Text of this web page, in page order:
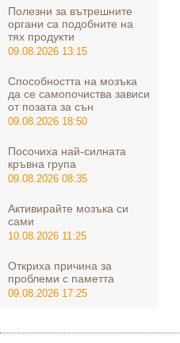
Полезни за вътрешните
органи са подобните на
тях продукти
09.08.2026 13:15
Способността на мозъка
да се самопочиства зависи
от позата за сън
09.08.2026 18:50
Посочиха най-силната
кръвна група
09.08.2026 08:35
Активирайте мозъка си
сами
10.08.2026 11:25
Откриха причина за
проблеми с паметта
09.08.2026 17:25